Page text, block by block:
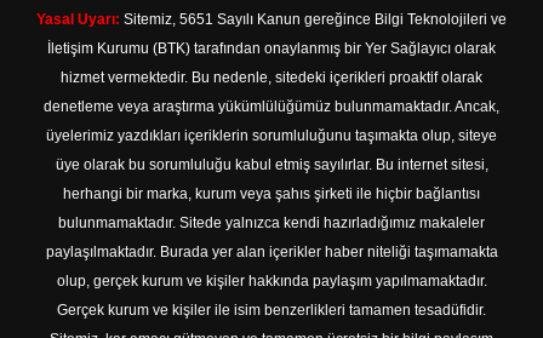
Yasal Uyarı: Sitemiz, 5651 Sayılı Kanun gereğince Bilgi Teknolojileri ve
İletişim Kurumu (BTK) tarafından onaylanmış bir Yer Sağlayıcı olarak
hizmet vermektedir. Bu nedenle, sitedeki içerikleri proaktif olarak
denetleme veya araştırma yükümlülüğümüz bulunmamaktadır. Ancak,
üyelerimiz yazdıkları içeriklerin sorumluluğunu taşımakta olup, siteye
üye olarak bu sorumluluğu kabul etmiş sayılırlar. Bu internet sitesi,
herhangi bir marka, kurum veya şahıs şirketi ile hiçbir bağlantısı
bulunmamaktadır. Sitede yalnızca kendi hazırladığımız makaleler
paylaşılmaktadır. Burada yer alan içerikler haber niteliği taşımamakta
olup, gerçek kurum ve kişiler hakkında paylaşım yapılmamaktadır.
Gerçek kurum ve kişiler ile isim benzerlikleri tamamen tesadüfidir.